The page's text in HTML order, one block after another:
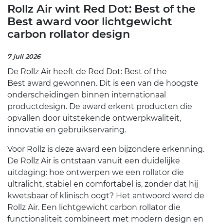
Rollz Air wint Red Dot: Best of the
Best award voor lichtgewicht
carbon rollator design
7 juli 2026
De Rollz Air heeft de Red Dot: Best of the
Best award gewonnen. Dit is een van de hoogste
onderscheidingen binnen internationaal
productdesign. De award erkent producten die
opvallen door uitstekende ontwerpkwaliteit,
innovatie en gebruikservaring.
Voor Rollz is deze award een bijzondere erkenning.
De Rollz Air is ontstaan vanuit een duidelijke
uitdaging: hoe ontwerpen we een rollator die
ultralicht, stabiel en comfortabel is, zonder dat hij
kwetsbaar of klinisch oogt? Het antwoord werd de
Rollz Air. Een lichtgewicht carbon rollator die
functionaliteit combineert met modern design en